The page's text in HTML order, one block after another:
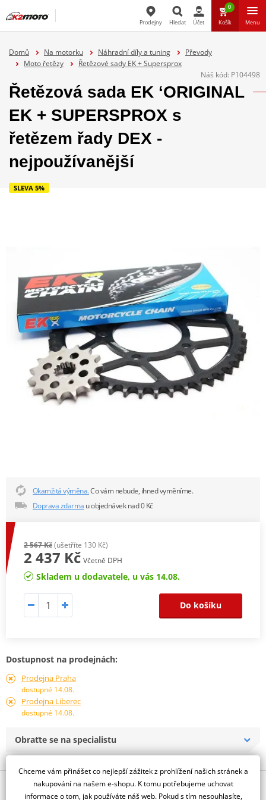
Prodejny Hledat Účet
0
Košík Menu
Domů Na motorku Náhradní díly a tuning
Převody
Moto řetězy
Řetězové sady EK + Supersprox
Náš kód: P104498
Řetězová sada EK ‘ORIGINAL
EK + SUPERSPROX s
řetězem řady DEX -
nejpoužívanější
SLEVA 5%
Okamžitá výměna.Co vám nebude, ihned vyměníme.
Doprava zdarma u objednávek nad 0 Kč
2 567 Kč(ušetříte 130 Kč)
2 437 Kč Včetně DPH
Skladem u dodavatele, u vás 14.08.
Do košíku
Dostupnost na prodejnách:
Prodejna Praha
dostupné 14.08.
Prodejna Liberec
dostupné 14.08.
Obraťte se na specialistu
Popis a parametry
Chceme vám přinášet co nejlepší zážitek z prohlížení našich stránek a
nakupování na našem e-shopu. K tomu potřebujeme uchovat
informace o tom, jak používáte náš web. Pokud s tím nesouhlasíte,